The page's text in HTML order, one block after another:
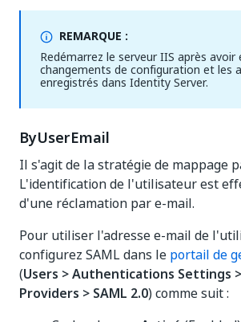
REMARQUE :
Redémarrez le serveur IIS après
changements de configuration et les
enregistrés dans Identity Server.
ByUserEmail
Il s'agit de la stratégie de mappage
L'identification de l'utilisateur est
d'une réclamation par e-mail.
Pour utiliser l'adresse e-mail de
configurez SAML dans le portail de
(Users > Authentications Settings
Providers > SAML 2.0) comme suit :